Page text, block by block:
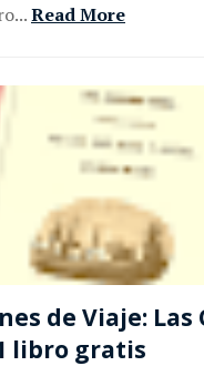
Read More
de Viaje: Las
libro gratis